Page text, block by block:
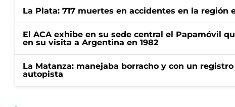
La Plata: 717 muertes en accidentes en la región
El ACA exhibe en su sede central el Papamóvil
en su visita a Argentina en 1982
La Matanza: manejaba borracho y con un
autopista